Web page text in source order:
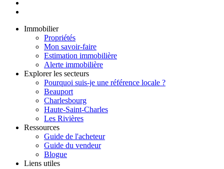
Immobilier
Propriétés
Mon savoir-faire
Estimation immobilière
Alerte immobilière
Explorer les secteurs
Pourquoi suis-je une référence locale ?
Beauport
Charlesbourg
Haute-Saint-Charles
Les Rivières
Ressources
Guide de l'acheteur
Guide du vendeur
Blogue
Liens utiles